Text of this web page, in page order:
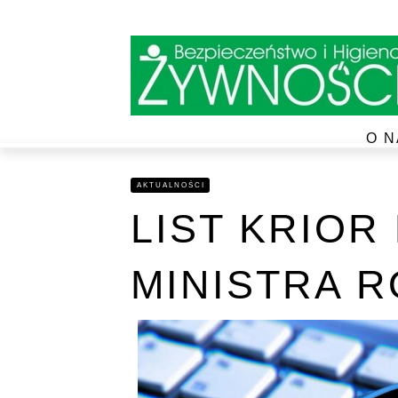
O
AKTUALNOŚCI
LIST KRIOR
MINISTRA